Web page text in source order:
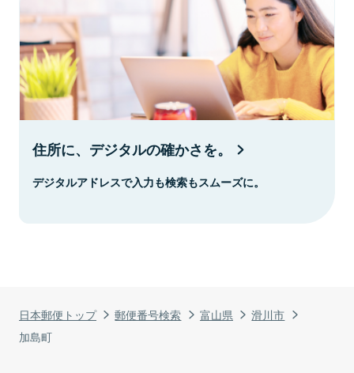
日本郵便トップ 郵便番号検索 富山県
滑川市
加島町
住所に、デジタルの確かさを。
デジタルアドレスで入力も検索もスムーズに。